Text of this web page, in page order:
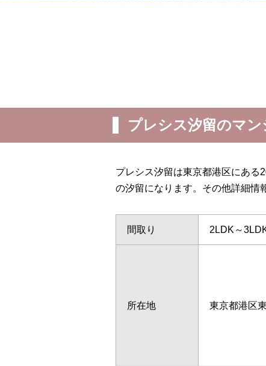
プレシス汐留のマン
プレシス汐留は東京都港区にある
の汐留になります。その他詳細情
間取り 2LDK～
所在地 東京都港区